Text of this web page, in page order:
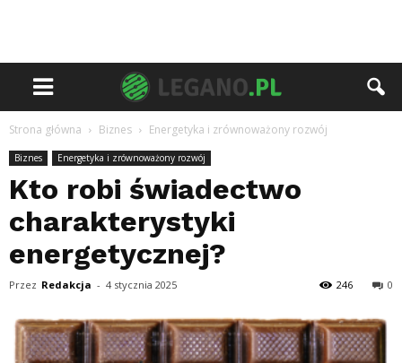
Strona główna Biznes Energetyka i zrównoważony rozwój
Biznes Energetyka i zrównoważony rozwój
Kto robi świadectwo
charakterystyki
energetycznej?
Przez Redakcja - 4 stycznia 2025 0
246